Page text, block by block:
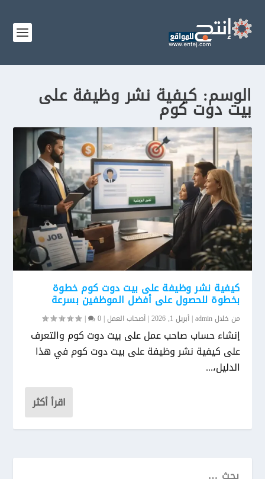
الوسم: كيفية نشر وظيفة علىبيت دوت كوم
كيفية نشر وظيفة على بيت دوت كوم خطوة
بخطوة للحصول على أفضل الموظفين بسرعة
من خلالadmin
|أبريل 1, 2026 |أصحاب العمل|
0
|
إنشاء حساب صاحب عمل على بيت دوت كوم والتعرف
على كيفية نشر وظيفة على بيت دوت كوم في هذا
الدليل،...
اقرأ أكثر